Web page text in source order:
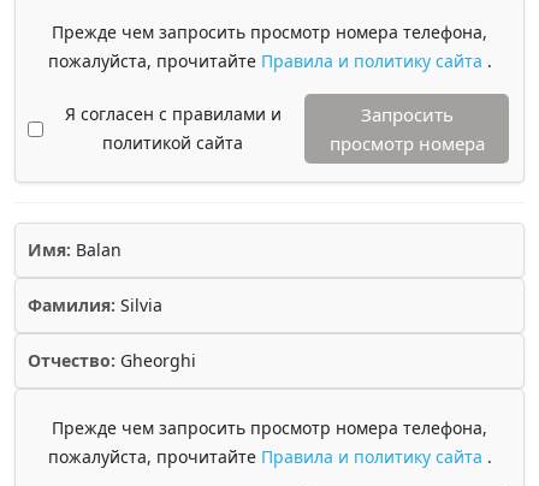
Прежде чем запросить просмотр номера телефона,
пожалуйста, прочитайте Правила и политику сайта .
Я согласен с правилами и
политикой сайта
Запросить
просмотр номера
Имя: Balan
Фамилия: Silvia
Отчество: Gheorghi
Прежде чем запросить просмотр номера телефона,
пожалуйста, прочитайте Правила и политику сайта .